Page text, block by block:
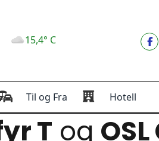
15,4° C
Til og Fra Hotell
T og